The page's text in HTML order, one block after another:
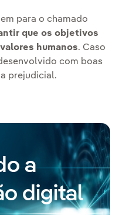
para o chamado
que os objetivos
humanos. Caso
com boas
prejudicial.
a
digital